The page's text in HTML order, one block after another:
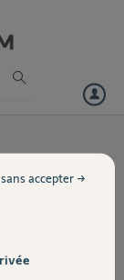
?
un scénario
Mais actif !
avez de la
accepter →